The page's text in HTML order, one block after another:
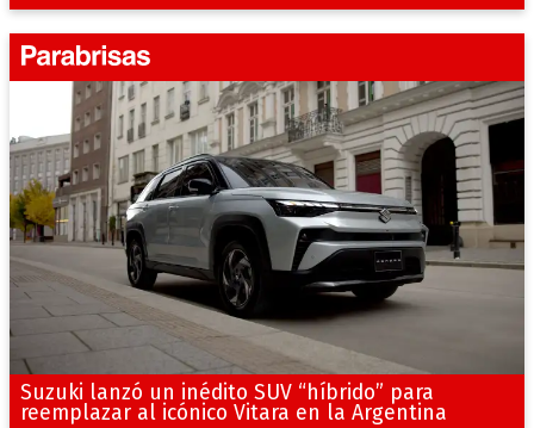
Suzuki lanzó un inédito SUV “híbrido” para
reemplazar al icónico Vitara en la Argentina